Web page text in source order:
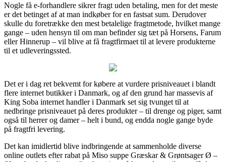
Nogle få e-forhandlere sikrer fragt uden betaling, men for det meste
er det betinget af at man indkøber for en fastsat sum. Derudover
skulle du foretrække den mest betalelige fragtmetode, hvilket mange
gange – uden hensyn til om man befinder sig tæt på Horsens, Farum
eller Hinnerup – vil blive at få fragtfirmaet til at levere produkterne
til et udleveringssted.
Det er i dag ret bekvemt for købere at vurdere prisniveauet i blandt
flere internet butikker i Danmark, og af den grund har massevis af
King Soba internet handler i Danmark set sig tvunget til at
nedbringe prisniveauet på deres produkter – til drenge og piger, samt
også til herrer og damer – helt i bund, og endda nogle gange byde
på fragtfri levering.
Det kan imidlertid blive indbringende at sammenholde diverse
online outlets efter rabat på Miso suppe Græskar & Grøntsager Ø –